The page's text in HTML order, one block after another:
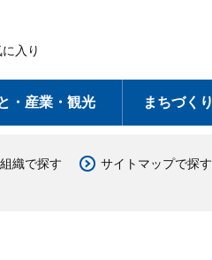
入り
・産業・観光 まちづくり
組織で探す サイトマップで探す